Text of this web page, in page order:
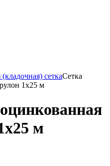
сеткаСетка
1х25 м
м